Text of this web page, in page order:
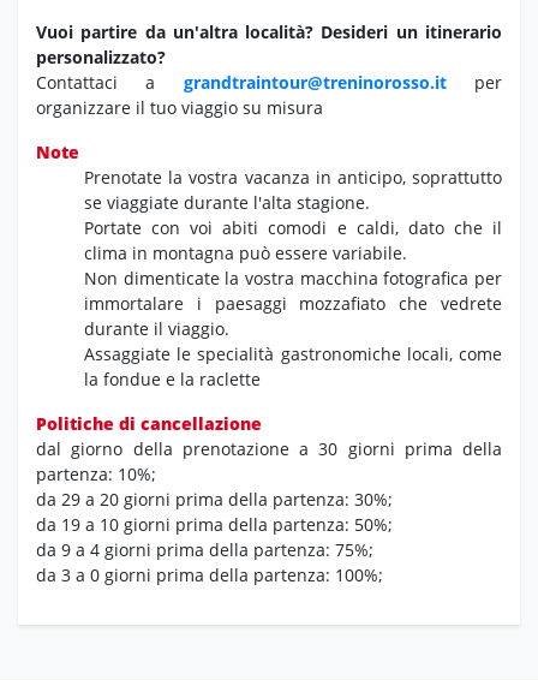
Vuoi partire da un'altra località? Desideri un itinerario
personalizzato?
Contattaci a grandtraintour@treninorosso.it
per
organizzare il tuo viaggio su misura
Note
Prenotate la vostra vacanza in anticipo,soprattutto
se viaggiate durante l'alta stagione.
Portate con voi abiti comodi e caldi,dato che il
clima in montagna può essere variabile.
Non dimenticate la vostra macchina fotografica per
immortalare i paesaggi mozzafiato che vedrete
durante il viaggio.
Assaggiate le specialità gastronomiche locali,come
la fondue e la raclette
Politiche di cancellazione
dal giorno della prenotazione a 30 giorni prima della
partenza: 10%;
da 29 a 20 giorni prima della partenza: 30%;
da 19 a 10 giorni prima della partenza: 50%;
da 9 a 4 giorni prima della partenza: 75%;
da 3 a 0 giorni prima della partenza: 100%;